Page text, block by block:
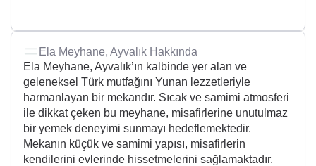
Ela Meyhane, Ayvalık Hakkında
Ela Meyhane, Ayvalık’ın kalbinde yer alan ve
geleneksel Türk mutfağını Yunan lezzetleriyle
harmanlayan bir mekandır. Sıcak ve samimi atmosferi
ile dikkat çeken bu meyhane, misafirlerine unutulmaz
bir yemek deneyimi sunmayı hedeflemektedir.
Mekanın küçük ve samimi yapısı, misafirlerin
kendilerini evlerinde hissetmelerini sağlamaktadır.